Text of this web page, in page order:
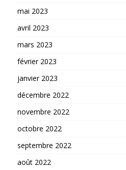
mai 2023
avril 2023
mars 2023
février 2023
janvier 2023
décembre 2022
novembre 2022
octobre 2022
septembre 2022
août 2022